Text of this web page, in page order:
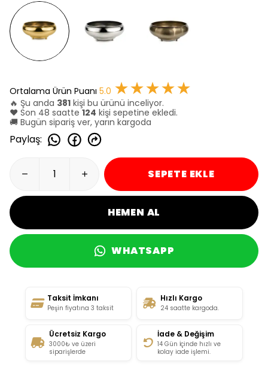
Ortalama Ürün Puanı 5.0 ★★★★★
🔥 Şu anda 381 kişi bu ürünü inceliyor.
❤️ Son 48 saatte124 kişi sepetine ekledi.
🚚 Bugün sipariş ver, yarın kargoda
Paylaş:
SEPETE EKLE
HEMEN AL
WHATSAPP
Taksit İmkanı
Peşin fiyatına 3 taksit
Hızlı Kargo
24 saatte kargoda.
Ücretsiz Kargo
3000₺ ve üzeri
siparişlerde
İade & Değişim
14 Gün İçinde hızlı ve
kolay iade işlemi.